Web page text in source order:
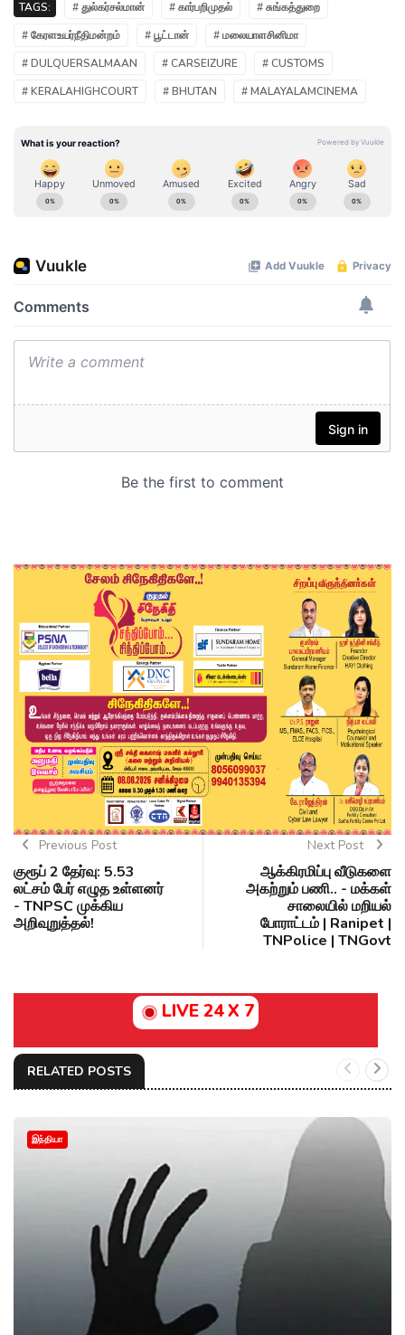
TAGS: # துல்கர்சல்மான் # கார்பறிமுதல்
# சுங்கத்துறை
# கேரளஉயர்நீதிமன்றம்
# பூட்டான்
# மலையாளசினிமா
# DULQUERSALMAAN
# CARSEIZURE
# CUSTOMS
# KERALAHIGHCOURT
# BHUTAN # MALAYALAMCINEMA
Previous Post
குரூப் 2 தேர்வு: 5.53
லட்சம் பேர் எழுத உள்ளனர்
- TNPSC முக்கிய
அறிவுறுத்தல்!
Next Post
ஆக்கிரமிப்பு வீடுகளை
அகற்றும் பணி.. - மக்கள்
சாலையில் மறியல்
போராட்டம் | Ranipet |
TNPolice | TNGovt
LIVE 24 X 7
RELATED POSTS
இந்தியா